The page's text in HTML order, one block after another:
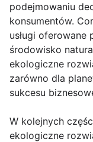
podejmowaniu
konsumentów.
usługi
środowisko
ekologiczne
zarówno dla
sukcesu
W kolejnych
ekologiczne